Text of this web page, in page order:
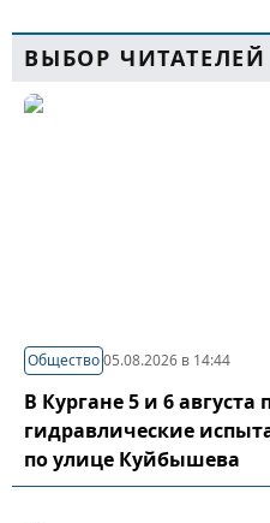
ВЫБОР ЧИТАТЕЛЕЙ
Общество05.08.2026 в 14:44
В Кургане 5 и 6
гидравлические
по улице Куйбышева